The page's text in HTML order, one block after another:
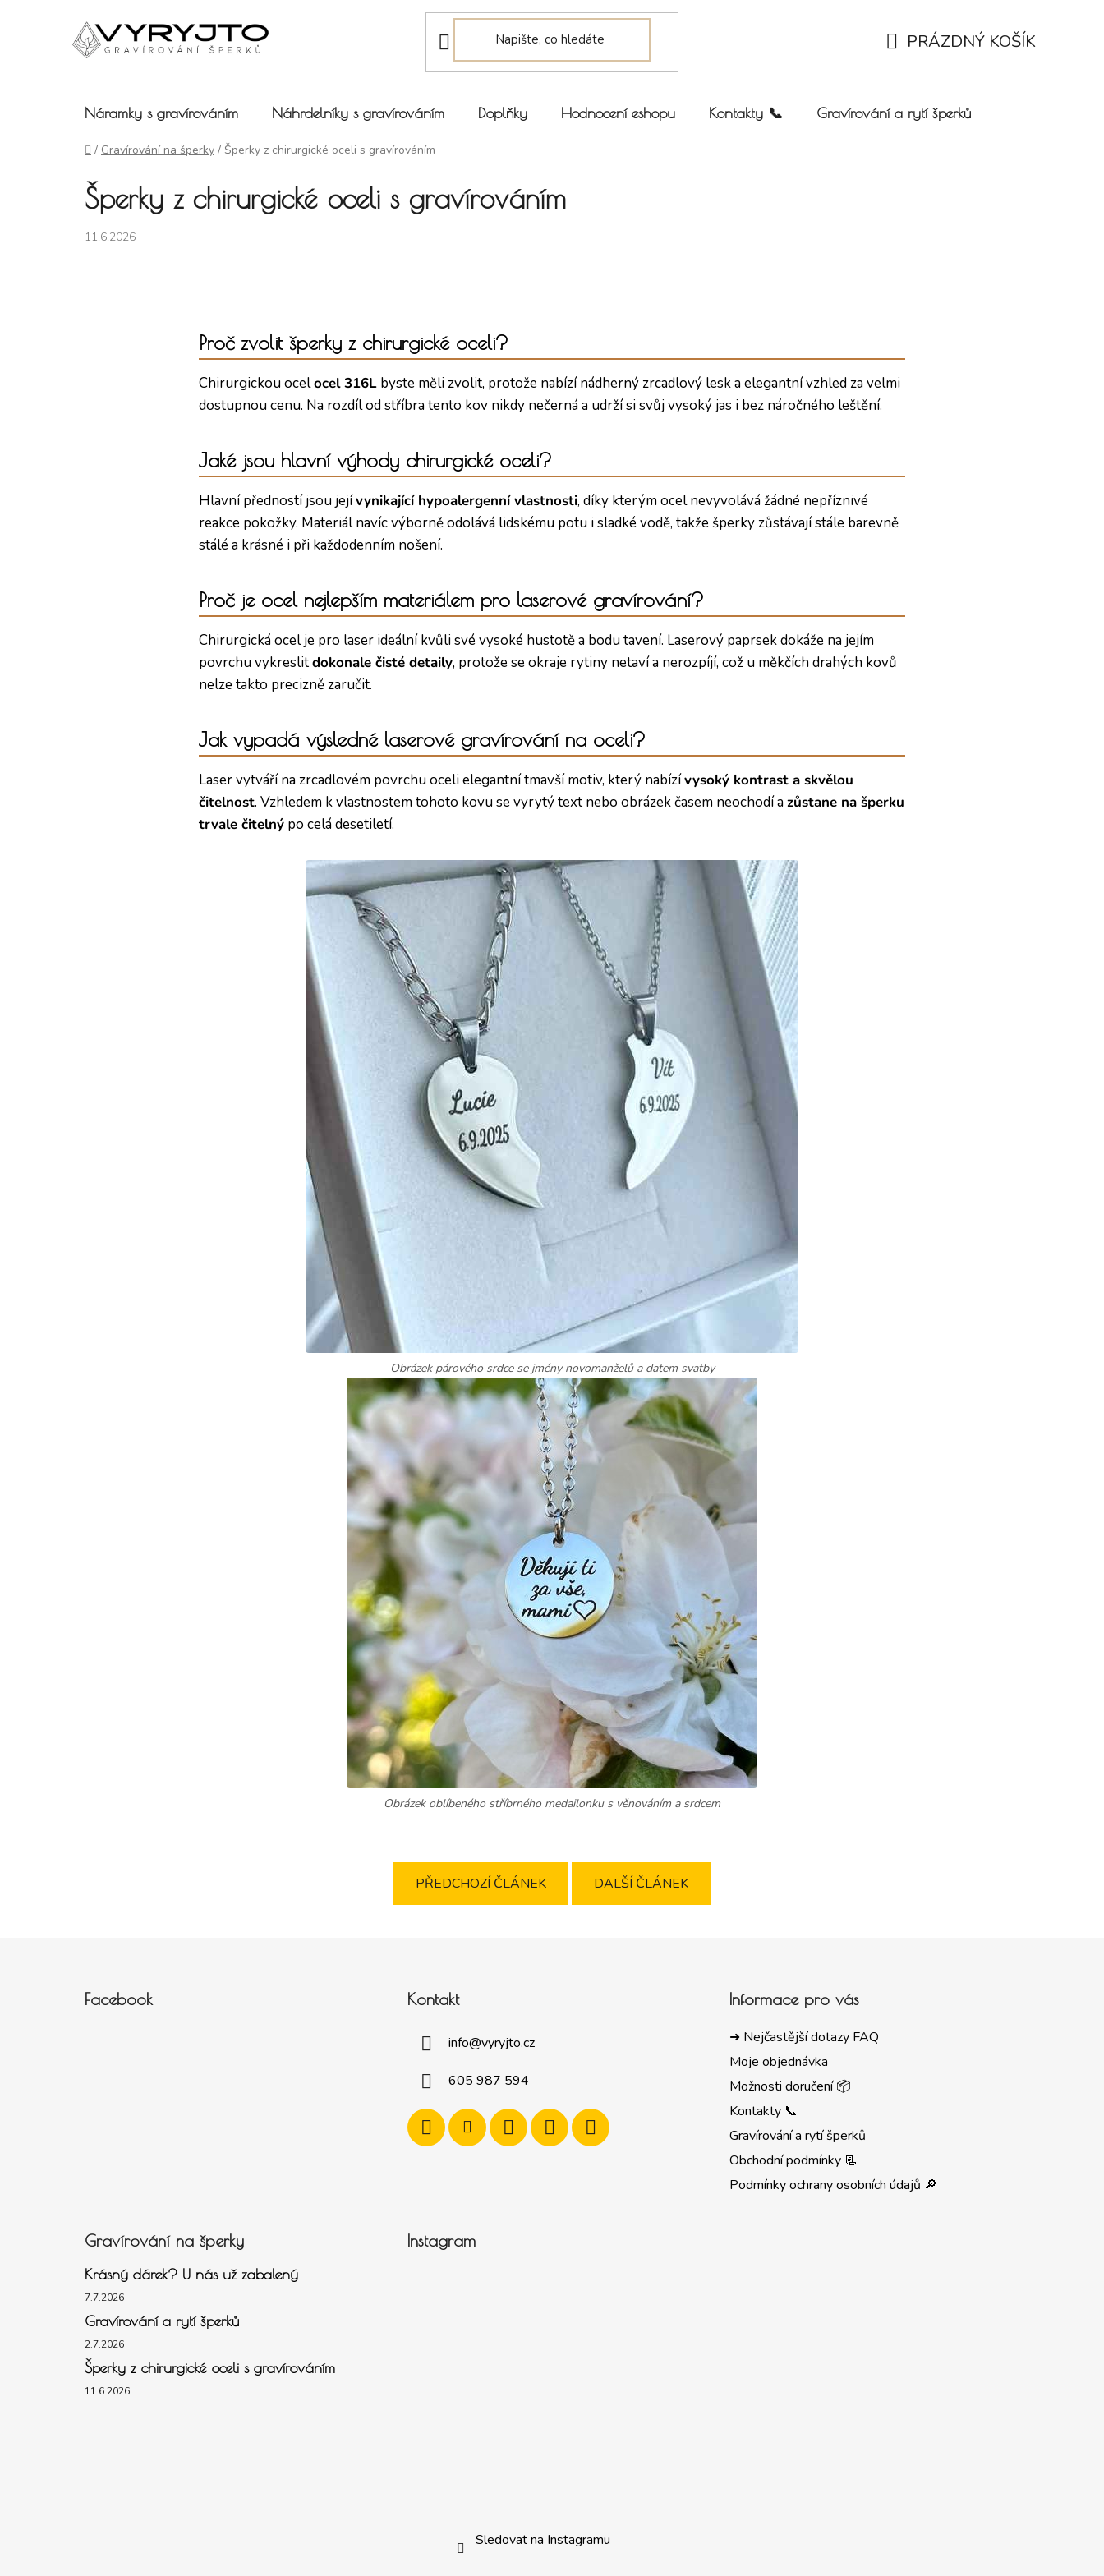
PRÁZDNÝ KOŠÍK
Náramky s gravírováním Náhrdelníky s gravírováním Doplňky Hodnocení eshopu Kontakty 📞 Gravírování a rytí šperků
Domů
/ Gravírování na šperky / Šperky z chirurgické oceli s gravírováním
Šperky z chirurgické oceli s gravírováním
11.6.2026
Proč zvolit šperky z chirurgické oceli?
Chirurgickou ocelocel 316L byste měli zvolit, protože nabízí nádherný zrcadlový lesk a elegantní vzhled za velmi
dostupnou cenu. Na rozdíl od stříbra tento kov nikdy nečerná a udrží si svůj vysoký jas i bez náročného leštění.
Jaké jsou hlavní výhody chirurgické oceli?
Hlavní předností jsou jejívynikající hypoalergenní vlastnosti, díky kterým ocel nevyvolává žádné nepříznivé
reakce pokožky. Materiál navíc výborně odolává lidskému potu i sladké vodě, takže šperky zůstávají stále barevně
stálé a krásné i při každodenním nošení.
Proč je ocel nejlepším materiálem pro laserové gravírování?
Chirurgická ocel je pro laser ideální kvůli své vysoké hustotě a bodu tavení. Laserový paprsek dokáže na jejím
povrchu vykreslitdokonale čisté detaily, protože se okraje rytiny netaví a nerozpíjí, což u měkčích drahých kovů
nelze takto precizně zaručit.
Jak vypadá výsledné laserové gravírování na oceli?
Laser vytváří na zrcadlovém povrchu oceli elegantní tmavší motiv, který nabízívysoký kontrast a skvělou
čitelnost. Vzhledem k vlastnostem tohoto kovu se vyrytý text nebo obrázek časem neochodí azůstane na šperku
trvale čitelný po celá desetiletí.
Obrázek párového srdce se jmény novomanželů a datem svatby
Obrázek oblíbeného stříbrného medailonku s věnováním a srdcem
PŘEDCHOZÍ ČLÁNEK DALŠÍ ČLÁNEK
Facebook Kontakt
info@vyryjto.cz
605 987 594
Informace pro vás
➜ Nejčastější dotazy FAQ
Moje objednávka
Možnosti doručení 📦
Kontakty 📞
Gravírování a rytí šperků
Obchodní podmínky 📃
Podmínky ochrany osobních údajů 🔎
Gravírování na šperky
Krásný dárek? U nás už zabalený
7.7.2026
Gravírování a rytí šperků
2.7.2026
Šperky z chirurgické oceli s gravírováním
11.6.2026
Instagram
Sledovat na Instagramu